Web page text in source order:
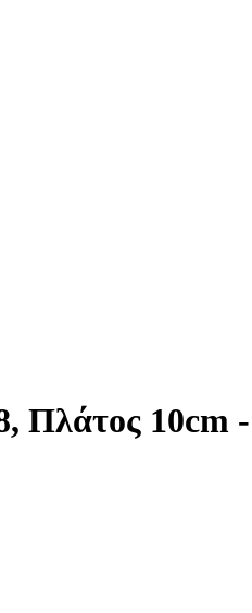
Πλάτος 10cm